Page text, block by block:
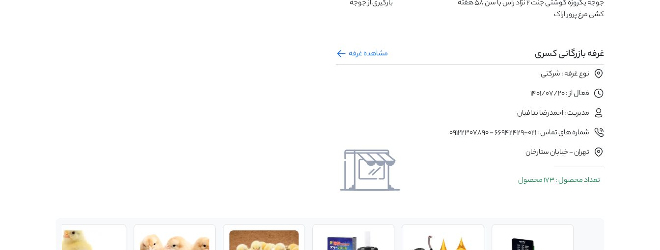
کشی مرغ پرور اراک
غرفه بازرگانی کسری
مشاهده غرفه
نوع غرفه : شرکتی
فعال از : 1401/07/20
مدیریت : احمدرضا ندافیان
شماره های تماس : 021-66942429 - 09122307890
تهران - خیابان ستارخان
تعداد محصول : 173 محصول